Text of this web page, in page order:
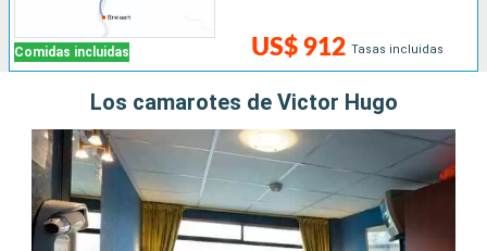
Comidas incluidas US$ 912 Tasas incluidas
Los camarotes de Victor Hugo